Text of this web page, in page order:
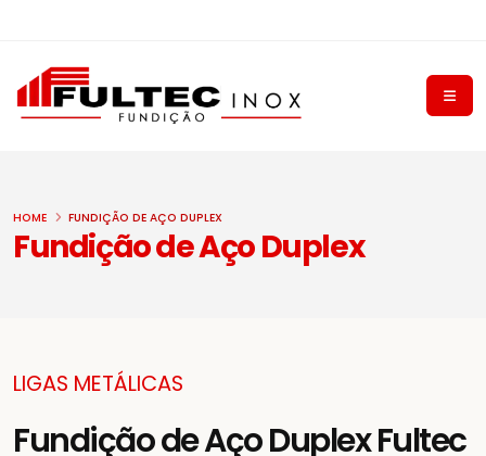
Fundição de Aço Duplex
HOME FUNDIÇÃO DE AÇO DUPLEX
LIGAS METÁLICAS
Fundição de Aço Duplex Fultec